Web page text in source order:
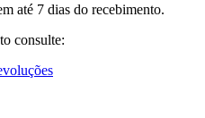
até 7 dias do recebimento.
consulte: